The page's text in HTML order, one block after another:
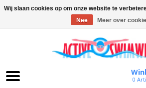
0
Wij slaan cookies op om onze website te
Nee
Meer over